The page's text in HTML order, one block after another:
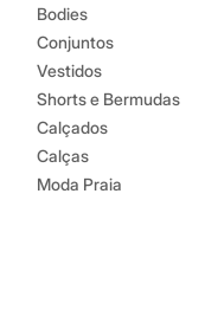
Bodies
Conjuntos
Vestidos
Shorts e Bermudas
Calçados
Calças
Moda Praia